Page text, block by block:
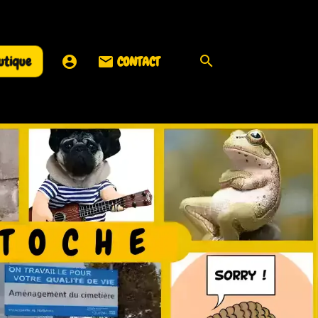
CONTACT